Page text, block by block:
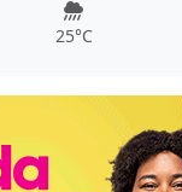
25°C